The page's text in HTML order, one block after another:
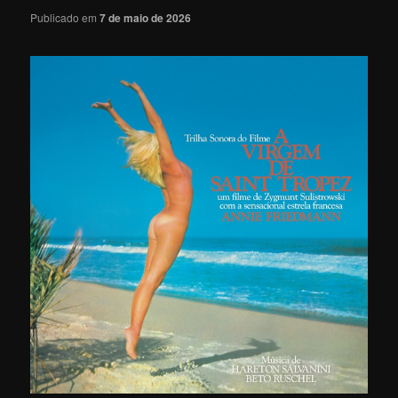
Publicado em7 de maio de 2026